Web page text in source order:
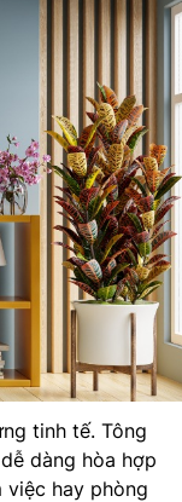
tinh tế. Tông
dàng hòa hợp
việc hay phòng